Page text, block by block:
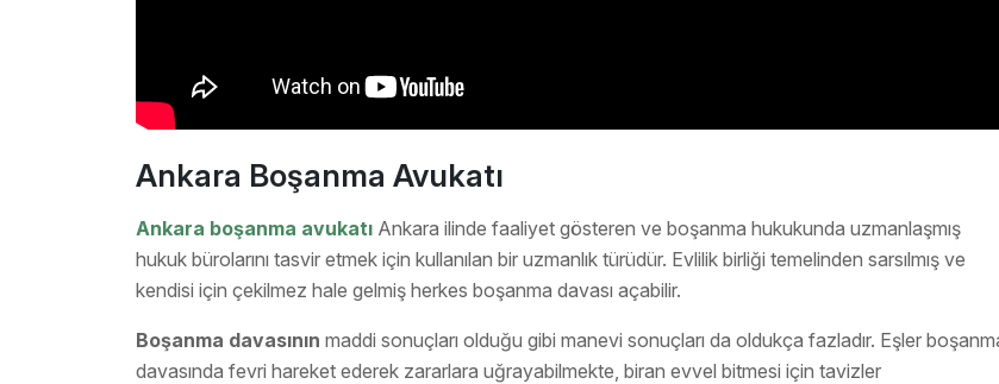
Ankara Boşanma Avukatı
Ankara boşanma avukatı Ankara ilinde faaliyet gösteren ve boşanma hukukunda uzmanlaşmış
hukuk bürolarını tasvir etmek için kullanılan bir uzmanlık türüdür. Evlilik birliği temelinden sarsılmış ve
kendisi için çekilmez hale gelmiş herkes boşanma davası açabilir.
Boşanma davasının maddi sonuçları olduğu gibi manevi sonuçları da oldukça fazladır. Eşler
davasında fevri hareket ederek zararlara uğrayabilmekte, biran evvel bitmesi için tavizler